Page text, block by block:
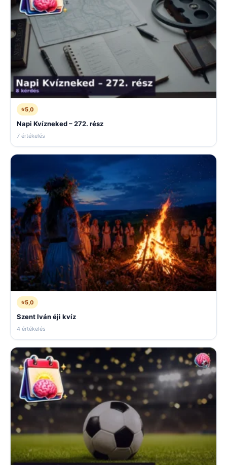
⭐5,0
Napi Kvízneked – 272. rész
7 értékelés
⭐5,0
Szent Iván éji kvíz
4 értékelés